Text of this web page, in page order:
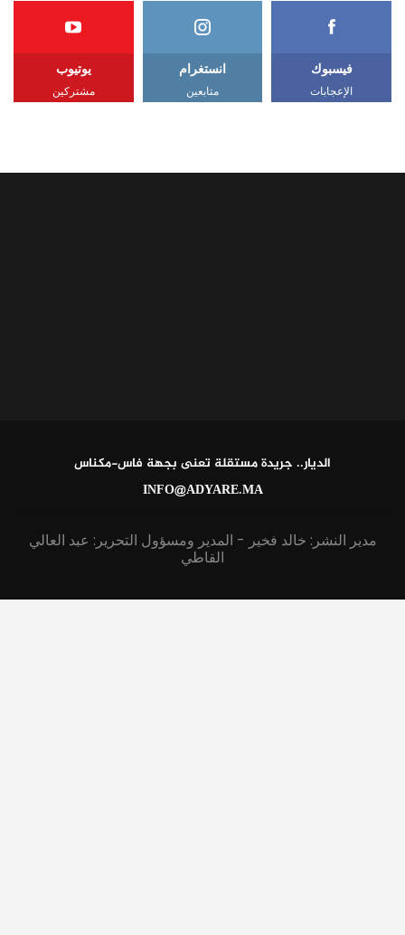
فيسبوك
الإعجابات
انستغرام
متابعين
يوتيوب
مشتركين
الديار.. جريدة مستقلة تعنى بجهة فاس-مكناس
INFO@ADYARE.MA
مدير النشر: خالد فخير - المدير ومسؤول التحرير: عبد العالي
القاطي